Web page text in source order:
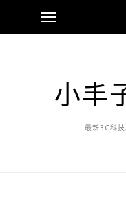
小丰
最新3C科